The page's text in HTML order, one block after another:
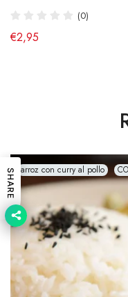
(0)
€2,95
arroz con curry al pollo
SHARE